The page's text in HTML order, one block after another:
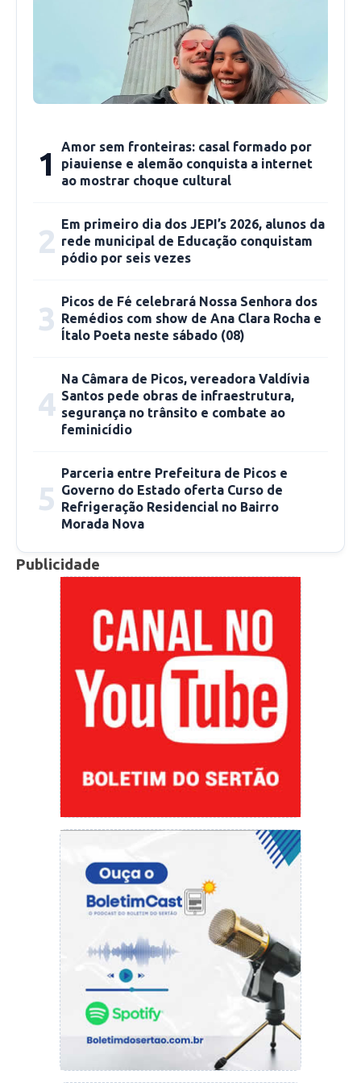
Aldo Gil, secretário de saúde e deputado
estadual, destacou a alegria da realização dessa
obra. “Estou especialmente feliz hoje porque
aqui foi a primeira promessa depois que entrei
opinião era a mais precária que existia no
município. Levei para o prefeito Gil Paraibano,
com algum parlamentar, que fosse aqui para o
povoado, aí o senador Elmano Férrer na época
primeira já inaugurada no Louzinho Monteiro e
agora estamos aqui e muito feliz, inaugurando
essa promessa que foi dada aqui para o povo,
Saúde, onde a gente vai finalmente entregar
mais qualidade para a população aqui do
povoado e adjacências”, declarou o secretário e
O prefeito Gil Paraibano também esteve
presente na cerimônia e destacou a
importância de mais uma obra entregue. “A
população em torno dessa UBS é muito grande,
uma região muito habitada onde o povo vai
desfrutar de uma assistência melhor na saúde,
estamos há quase 15 km de Picos e aqui será
um atendimento rápido e ágil”, ressaltou o
prefeito.
O vereador Dedé Monteiro e neto do
homenageado falou da alegria dessa
homenagem. “Elesbão do Miroró é um dos
pioneiros daqui, que hoje chama-se Mirolândia,
quando o prefeito nos procurou para fazer
essa homenagem eu recebi com a maior alegria
1
Amor sem fronteiras: casal formado por
piauiense e alemão conquista a internet
ao mostrar choque cultural
2 Em primeiro dia dos JEPI’s 2026, alunos da
rede municipal de Educação conquistam
pódio por seis vezes
3 Picos de Fé celebrará Nossa Senhora dos
Remédios com show de Ana Clara Rocha e
Ítalo Poeta neste sábado (08)
4
Na Câmara de Picos, vereadora Valdívia
Santos pede obras de infraestrutura,
segurança no trânsito e combate ao
feminicídio
5
Parceria entre Prefeitura de Picos e
Governo do Estado oferta Curso de
Refrigeração Residencial no Bairro
Morada Nova
Publicidade